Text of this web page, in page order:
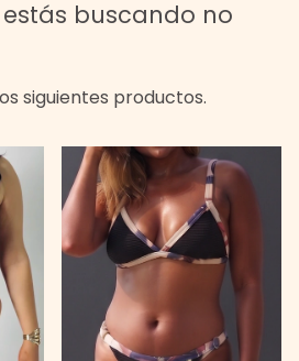
buscando no
siguientes productos.